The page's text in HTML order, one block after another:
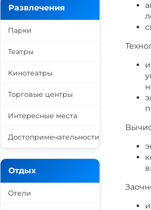
Развлечения
Парки
Театры
Кинотеатры
Торговые центры
Интересные места
Достопримечательности
Отдых
Отели